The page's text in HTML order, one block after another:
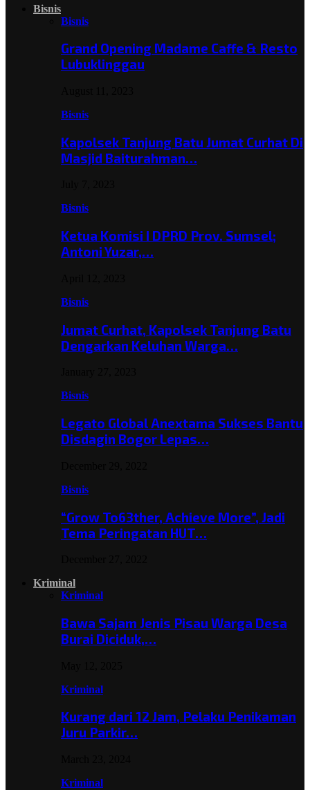
Bisnis
Bisnis
Grand Opening Madame Caffe & Resto
Lubuklinggau
Bisnis
Kapolsek Tanjung Batu Jumat Curhat Di
Masjid Baiturahman…
Bisnis
Ketua Komisi I DPRD Prov. Sumsel;
Antoni Yuzar,…
Bisnis
Jumat Curhat, Kapolsek Tanjung Batu
Dengarkan Keluhan Warga…
Bisnis
Legato Global Anextama Sukses Bantu
Disdagin Bogor Lepas…
Bisnis
“Grow To63ther, Achieve More”, Jadi
Tema Peringatan HUT…
Kriminal
Kriminal
Bawa Sajam Jenis Pisau Warga Desa
Burai Diciduk,…
Kriminal
Kurang dari 12 Jam, Pelaku Penikaman
Juru Parkir…
Kriminal